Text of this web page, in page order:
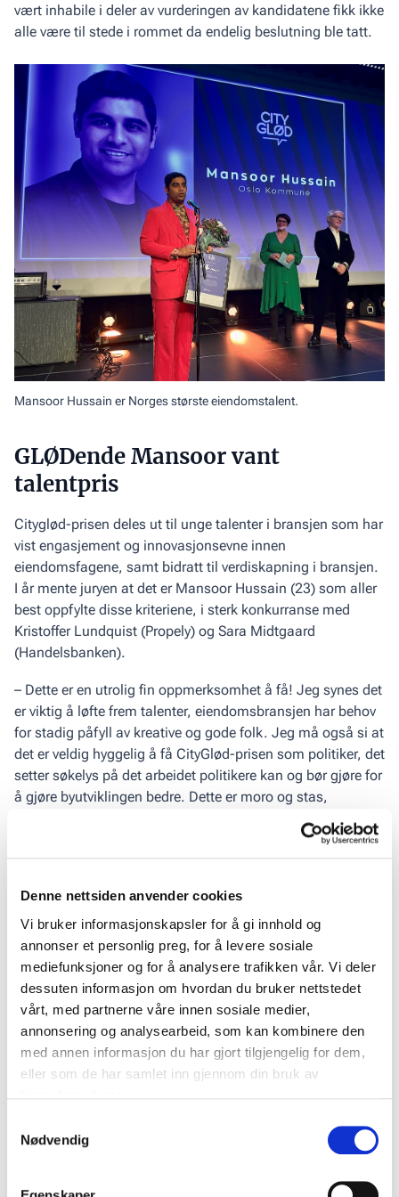
Denne nettsiden anvender cookies
Vi bruker informasjonskapsler for å gi innhold og
annonser et personlig preg, for å levere sosiale
mediefunksjoner og for å analysere trafikken vår. Vi deler
dessuten informasjon om hvordan du bruker nettstedet
vårt, med partnerne våre innen sosiale medier,
annonsering og analysearbeid, som kan kombinere den
med annen informasjon du har gjort tilgjengelig for dem,
eller som de har samlet inn gjennom din bruk av
Nødvendig
vært inhabile i deler av vurderingen av kandidatene fikk ikke
alle være til stede i rommet da endelig beslutning ble tatt.
Mansoor Hussain er Norges største eiendomstalent.
GLØDende Mansoor vant
talentpris
Cityglød-prisen deles ut til unge talenter i bransjen som har
vist engasjement og innovasjonsevne innen
eiendomsfagene, samt bidratt til verdiskapning i bransjen.
I år mente juryen at det er Mansoor Hussain (23) som aller
best oppfylte disse kriteriene, i sterk konkurranse med
Kristoffer Lundquist (Propely) og Sara Midtgaard
(Handelsbanken).
– Dette er en utrolig fin oppmerksomhet å få! Jeg synes det
er viktig å løfte frem talenter, eiendomsbransjen har behov
for stadig påfyll av kreative og gode folk. Jeg må også si at
det er veldig hyggelig å få CityGlød-prisen som politiker, det
setter søkelys på det arbeidet politikere kan og bør gjøre for
å gjøre byutviklingen bedre. Dette er moro og stas,
Vinneren er bystyrepolitiker og byrådssekretær i Oslo. I sin
Tellevik Dahl og Gunnar Bøyum, at ha bruker egen
kompetanse og interesse på nye og innovative måter som
kommer eiendomsbransjen til gode. Mansoor har ifølge
juryen et høyt ambisjonsnivå, og evner til å finne gode
løsninger når det oppstår hindringer eller utfordringer.
Mansoor Hussain fikk også godord fordi han ofte bruke sin
stemme til å engasjere seg utover de klassiske arenaene,
og at han er tydelig på at byutvikling er samfunnsutvikling.
“En tydelig, forfriskende og inkluderende stemme i
Cityglød-jury: